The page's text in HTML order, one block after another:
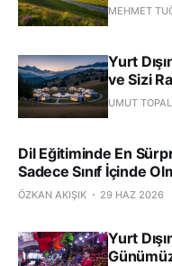
MEHMET
Yurt
ve Sizi
UMUT
Dil Eğitiminde En
Sadece Sınıf İçinde
ÖZKAN AKIŞIK 29 HAZ 2026
Yurt